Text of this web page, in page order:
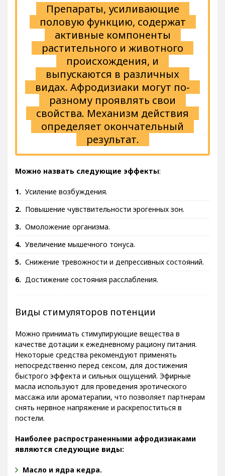
Препараты, усиливающие
половую функцию, содержат
активные компоненты
растительного и животного
происхождения, и
выпускаются в различных
видах. Афродизиаки могут по-
разному проявлять свои
свойства. Механизм действия
определяет окончательный
результат.
Можно назвать следующие эффекты
Усиление возбуждения.
Повышение чувствительности эрогенных зон.
Омоложение организма.
Увеличение мышечного тонуса.
Снижение тревожности и депрессивных состояний.
Достижение состояния расслабления.
Виды стимуляторов потенции
Можно принимать стимулирующие вещества в
качестве дотации к ежедневному рациону питания.
Некоторые средства рекомендуют применять
непосредственно перед сексом, для достижения
быстрого эффекта и сильных ощущений. Эфирные
масла используют для проведения эротического
массажа или ароматерапии, что позволяет партнерам
снять нервное напряжение и раскрепоститься в
Наиболее распространенными афродизиаками
являются следующие виды: